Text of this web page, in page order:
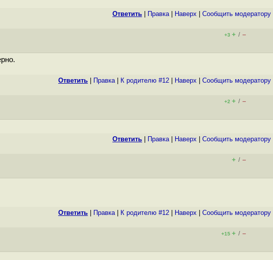
Ответить Правка| Наверх Cообщить модератору
+3 + / –
Ответить Правка| К родителю #12 Наверх Cообщить модератору
+2 + / –
Ответить Правка| Наверх Cообщить модератору
+ / –
Ответить Правка| К родителю #12 Наверх Cообщить модератору
+15 + / –